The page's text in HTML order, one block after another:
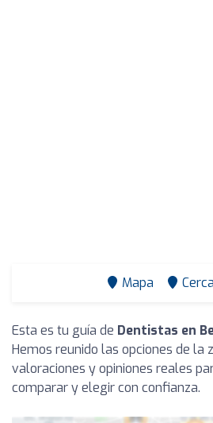
Mapa
Esta es tu guía de Dentistas en
Hemos reunido las opciones de la
valoraciones y opiniones reales
comparar y elegir con confianza.